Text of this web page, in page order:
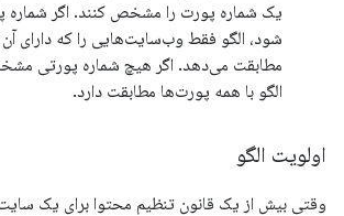
یک شماره پورت را مشخص کنند. اگر
شود، الگو فقط وب‌سایت‌هایی را که دارای
مطابقت می‌دهد. اگر هیچ شماره پورتی
الگو با همه پورت‌ها مطابقت دارد.
اولویت الگو
وقتی بیش از یک قانون تنظیم محتوا برای یک